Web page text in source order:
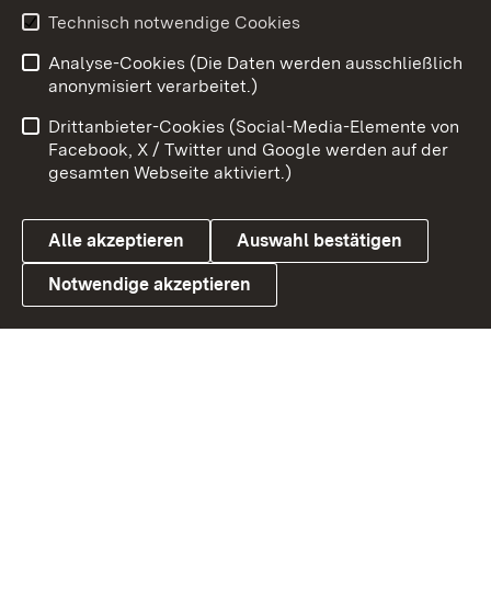
Youtube
Link zum Landesportal
Benutzungshinweise
Barrierefreiheit
Datenschutz
Cookies
Technisch notwendige Cookies
Analyse-Cookies (Die Daten werden ausschließlich
anonymisiert verarbeitet.)
Drittanbieter-Cookies (Social-Media-Elemente von
Facebook, X / Twitter und Google werden auf der
gesamten Webseite aktiviert.)
Alle akzeptieren Auswahl bestätigen
Notwendige akzeptieren